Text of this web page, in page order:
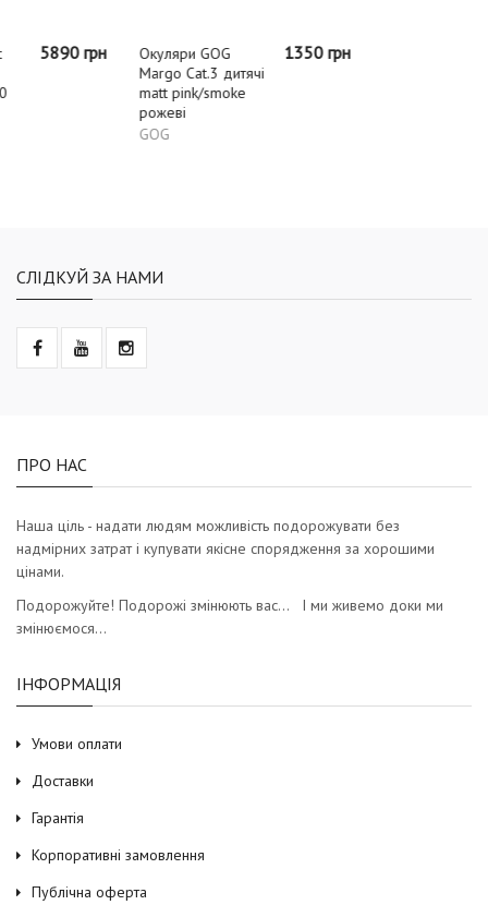
Окуляри GOG
Margo Cat.3 дитячі
1350 грн
Окуляри Dynafit
СЛІДКУЙ ЗА НАМИ
ПРО НАС
Наша ціль - надати людям можливість подорожувати без
надмірних затрат і купувати якісне спорядження за хорошими
цінами.
Подорожуйте! Подорожі змінюють вас… І ми живемо доки ми
змінюємося…
ІНФОРМАЦІЯ
Умови оплати
Доставки
Гарантія
Корпоративні замовлення
Публічна оферта